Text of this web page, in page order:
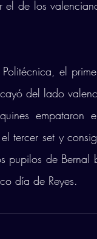
de los
el
del lado
empataron
tercer set y
de Bernal
día de Reyes.